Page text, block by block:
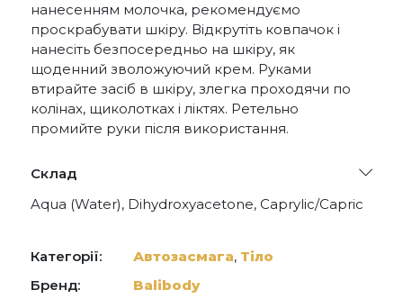
нанесенням молочка, рекомендуємо
проскрабувати шкіру. Відкрутіть ковпачок і
нанесіть безпосередньо на шкіру, як
щоденний зволожуючий крем. Руками
втирайте засіб в шкіру, злегка проходячи по
колінах, щиколотках і ліктях. Ретельно
промийте руки після використання.
Склад
Aqua (Water), Dihydroxyacetone, Caprylic/Capric
Dimethicone, Phenoxyethanol, Hydroxyethyl
Acrylate/Sodium Acryloyldimethyl Taurate
Copolymer, Ethylhexylglycerin, Parfum
Категорії: Автозасмага, Тіло
Бренд:
Balibody